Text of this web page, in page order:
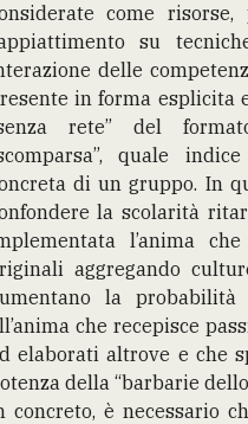
come risorse,
su
delle
in forma esplicita
rete” del
quale
di un gruppo. In
la scolarità
l’anima
aggregando
la
che recepisce
elaborati altrove e che
della “barbarie
concreto, è necessario